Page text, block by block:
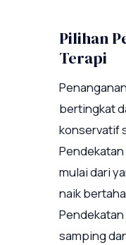
Pilihan
Terapi
bertingkat
konservatif
mulai dari
naik
samping